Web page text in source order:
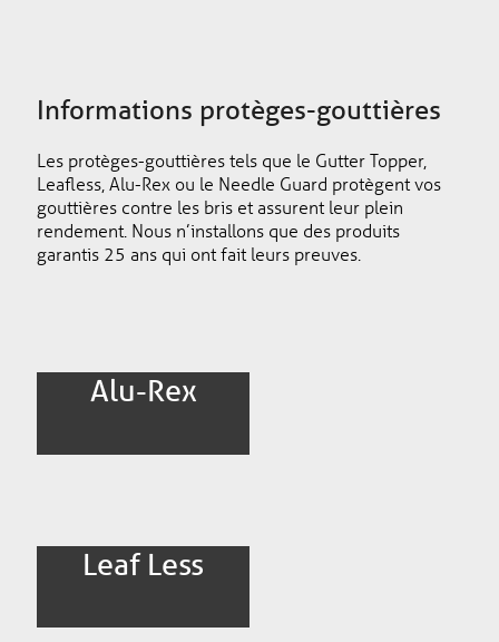
Informations protèges-gouttières
Les protèges-gouttières tels que le Gutter Topper,
Leafless, Alu-Rex ou le Needle Guard protègent vos
gouttières contre les bris et assurent leur plein
rendement. Nous n’installons que des produits
garantis 25 ans qui ont fait leurs preuves.
Alu-Rex
Leaf Less